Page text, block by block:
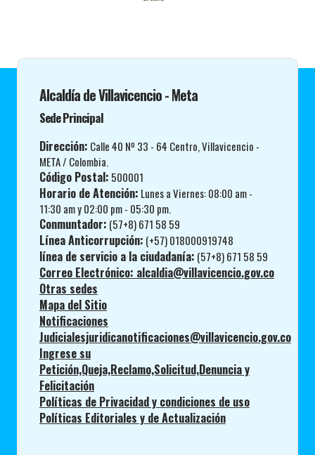
Alcaldía de Villavicencio - Meta
Sede Principal
Dirección: Calle 40 Nº 33 - 64 Centro, Villavicencio -
META / Colombia.
Código Postal: 500001
Horario de Atención: Lunes a Viernes: 08:00 am -
11:30 am y 02:00 pm - 05:30 pm.
Conmuntador: (57+8) 671 58 59
Línea Anticorrupción: (+57) 018000919748
línea de servicio a la ciudadanía: (57+8) 671 58 59
Correo Electrónico: alcaldia@villavicencio.gov.co
Otras sedes
Mapa del Sitio
Notificaciones
Judicialesjuridicanotificaciones@villavicencio.gov.co
Ingrese su
Petición,Queja,Reclamo,Solicitud,Denuncia y
Felicitación
Políticas de Privacidad y condiciones de uso
Políticas Editoriales y de Actualización